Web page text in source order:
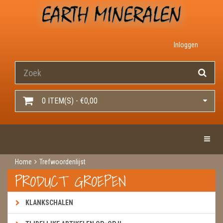
Inloggen
0 ITEM(S) - €0,00
Home Trefwoordenlijst
PRODUCT GROEPEN
KLANKSCHALEN